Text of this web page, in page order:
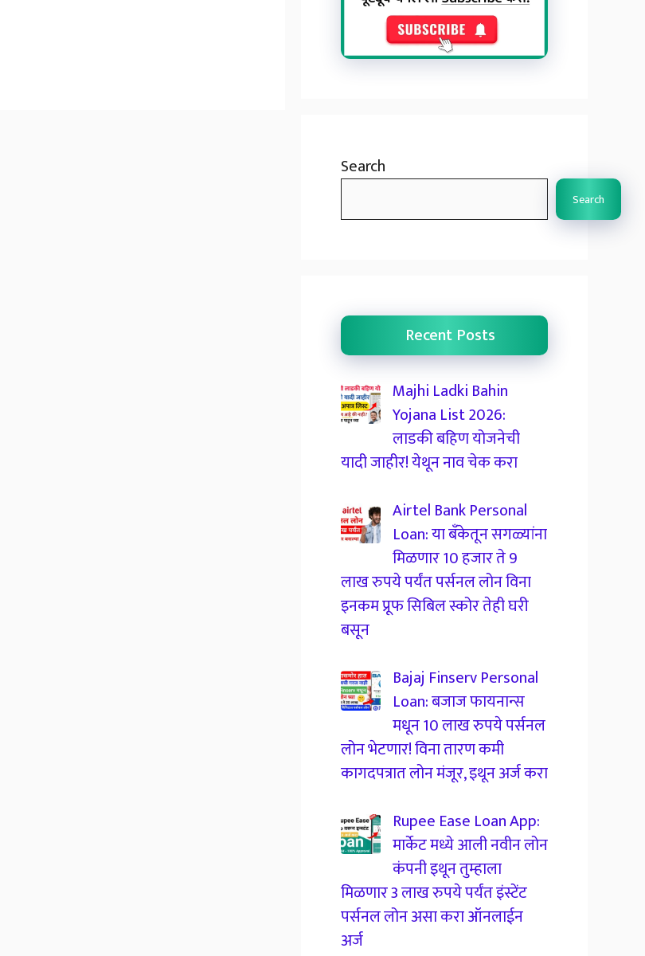
Search
Search
Recent Posts
Majhi Ladki Bahin
Yojana List 2026:
लाडकी बहिण योजनेची
यादी जाहीर! येथून नाव चेक करा
Airtel Bank Personal
Loan: या बँकेतून सगळ्यांना
मिळणार 10 हजार ते 9
लाख रुपये पर्यंत पर्सनल लोन विना
इनकम प्रूफ सिबिल स्कोर तेही घरी
बसून
Bajaj Finserv Personal
Loan: बजाज फायनान्स
मधून 10 लाख रुपये पर्सनल
लोन भेटणार! विना तारण कमी
कागदपत्रात लोन मंजूर, इथून अर्ज करा
Rupee Ease Loan App:
मार्केट मध्ये आली नवीन लोन
कंपनी इथून तुम्हाला
मिळणार 3 लाख रुपये पर्यंत इंस्टेंट
पर्सनल लोन असा करा ऑनलाईन
अर्ज